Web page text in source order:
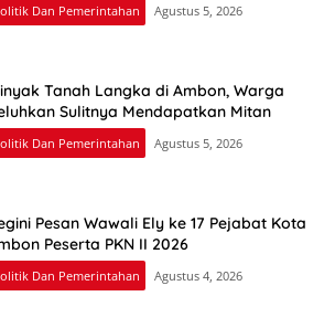
Dan Pemerintahan Agustus 5, 2026
Tanah Langka di Ambon, Warga
Sulitnya Mendapatkan Mitan
Dan Pemerintahan Agustus 5, 2026
Pesan Wawali Ely ke 17 Pejabat Kota
Peserta PKN II 2026
Dan Pemerintahan Agustus 4, 2026